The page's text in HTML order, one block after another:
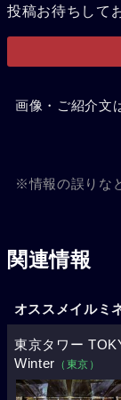
投稿お待ちして
画像・ご紹介文
※情報の誤りな
関連情報
オススメイルミ
東京タワー
Winter （東京）